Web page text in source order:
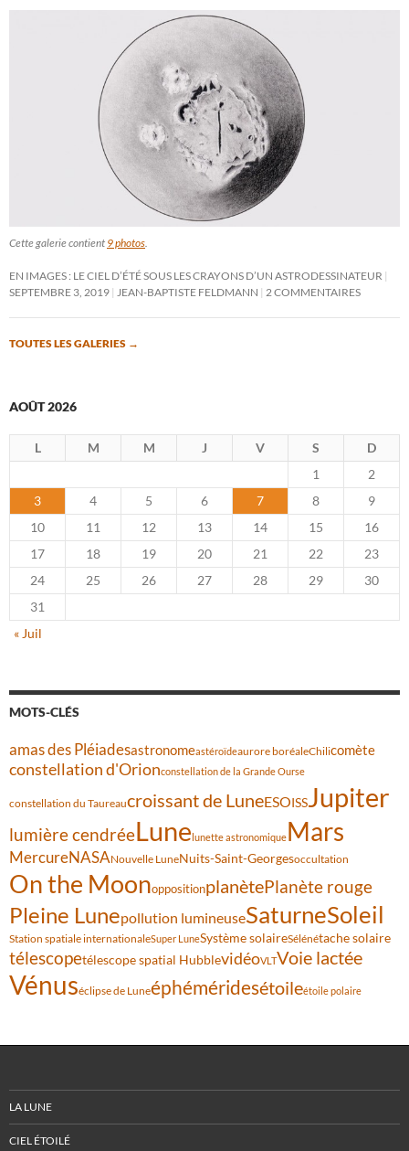
Cette galerie contient 9 photos
EN IMAGES : LE CIEL D’ÉTÉ SOUS LES CRAYONS D’UN ASTRODESSINATEUR
SEPTEMBRE 3, 2019
JEAN-BAPTISTE FELDMANN 2 COMMENTAIRES
TOUTES LES GALERIES →
AOÛT 2026
L M M J V S
D
1
2
3
4 5 6 7 8
9
10
11 12 13 14 15
16
17
18 19 20 21 22
23
24
25 26 27 28 29
30
31
« Juil
MOTS-CLÉS
amas des Pléiadesastronomeastéroïdeaurore boréaleChilicomète
constellation d'Orionconstellation de la Grande Ourse
constellation du Taureaucroissant de LuneESOISSJupiter
lumière cendréeLunelunette astronomiqueMars
MercureNASANouvelle LuneNuits-Saint-Georgesoccultation
On the MoonoppositionplanètePlanète rouge
Pleine Lunepollution lumineuseSaturneSoleil
Station spatiale internationaleSuper LuneSystème solaireSélénétache solaire
télescopetélescope spatial HubblevidéoVLTVoie lactée
Vénuséclipse de Luneéphéméridesétoileétoile polaire
LA LUNE
CIEL ÉTOILÉ